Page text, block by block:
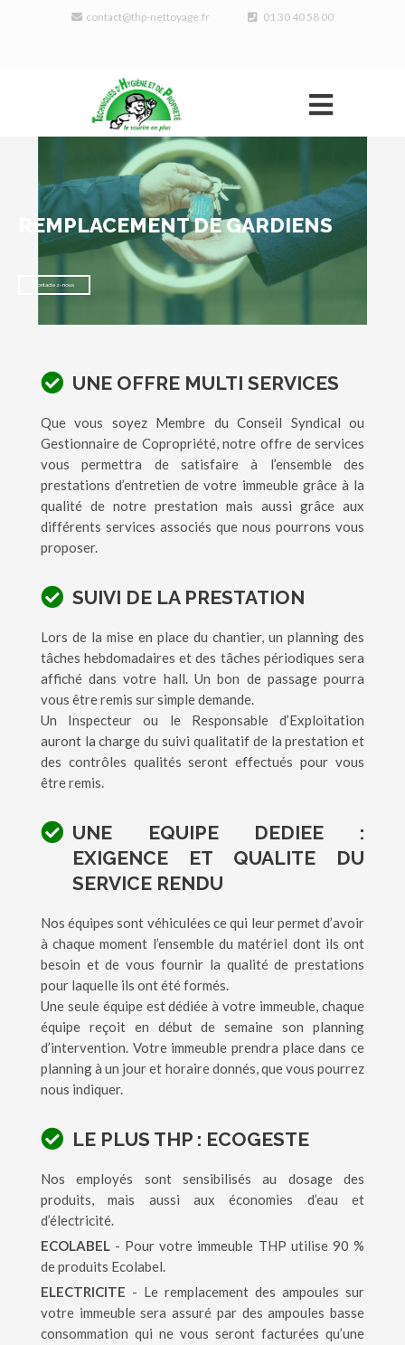
contact@thp-nettoyage.fr 01 30 40 58 00
REMPLACEMENT DE GARDIENS
Contactez-nous
UNE OFFRE MULTI SERVICES
Que vous soyez Membre du Conseil Syndical ou
Gestionnaire de Copropriété, notre offre de services
vous permettra de satisfaire à l’ensemble des
prestations d’entretien de votre immeuble grâce à la
qualité de notre prestation mais aussi grâce aux
différents services associés que nous pourrons vous
proposer.
SUIVI DE LA PRESTATION
Lors de la mise en place du chantier, un planning des
tâches hebdomadaires et des tâches périodiques sera
affiché dans votre hall. Un bon de passage pourra
vous être remis sur simple demande.
Un Inspecteur ou le Responsable d’Exploitation
auront la charge du suivi qualitatif de la prestation et
des contrôles qualités seront effectués pour vous
être remis.
UNE EQUIPE DEDIEE :
EXIGENCE ET QUALITE DU
SERVICE RENDU
Nos équipes sont véhiculées ce qui leur permet d’avoir
à chaque moment l’ensemble du matériel dont ils ont
besoin et de vous fournir la qualité de prestations
pour laquelle ils ont été formés.
Une seule équipe est dédiée à votre immeuble, chaque
équipe reçoit en début de semaine son planning
d’intervention. Votre immeuble prendra place dans ce
planning à un jour et horaire donnés, que vous pourrez
nous indiquer.
LE PLUS THP : ECOGESTE
Nos employés sont sensibilisés au dosage des
produits, mais aussi aux économies d’eau et
d’électricité.
ECOLABEL- Pour votre immeuble THP utilise 90 %
de produits Ecolabel.
ELECTRICITE - Le remplacement des ampoules sur
votre immeuble sera assuré par des ampoules basse
consommation qui ne vous seront facturées qu’une